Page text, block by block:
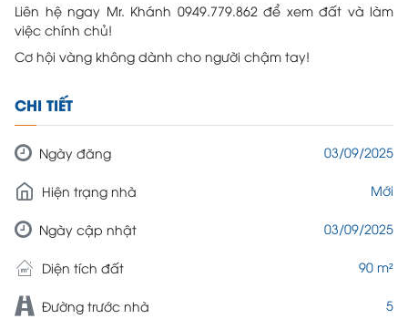
Liên hệ ngay Mr. Khánh 0949.779.862 để xem đất và làm
việc chính chủ!
Cơ hội vàng không dành cho người chậm tay!
CHI TIẾT
Ngày đăng 03/09/2025
Hiện trạng nhà Mới
Ngày cập nhật 03/09/2025
Diện tích đất 90 m²
Đường trước nhà 5